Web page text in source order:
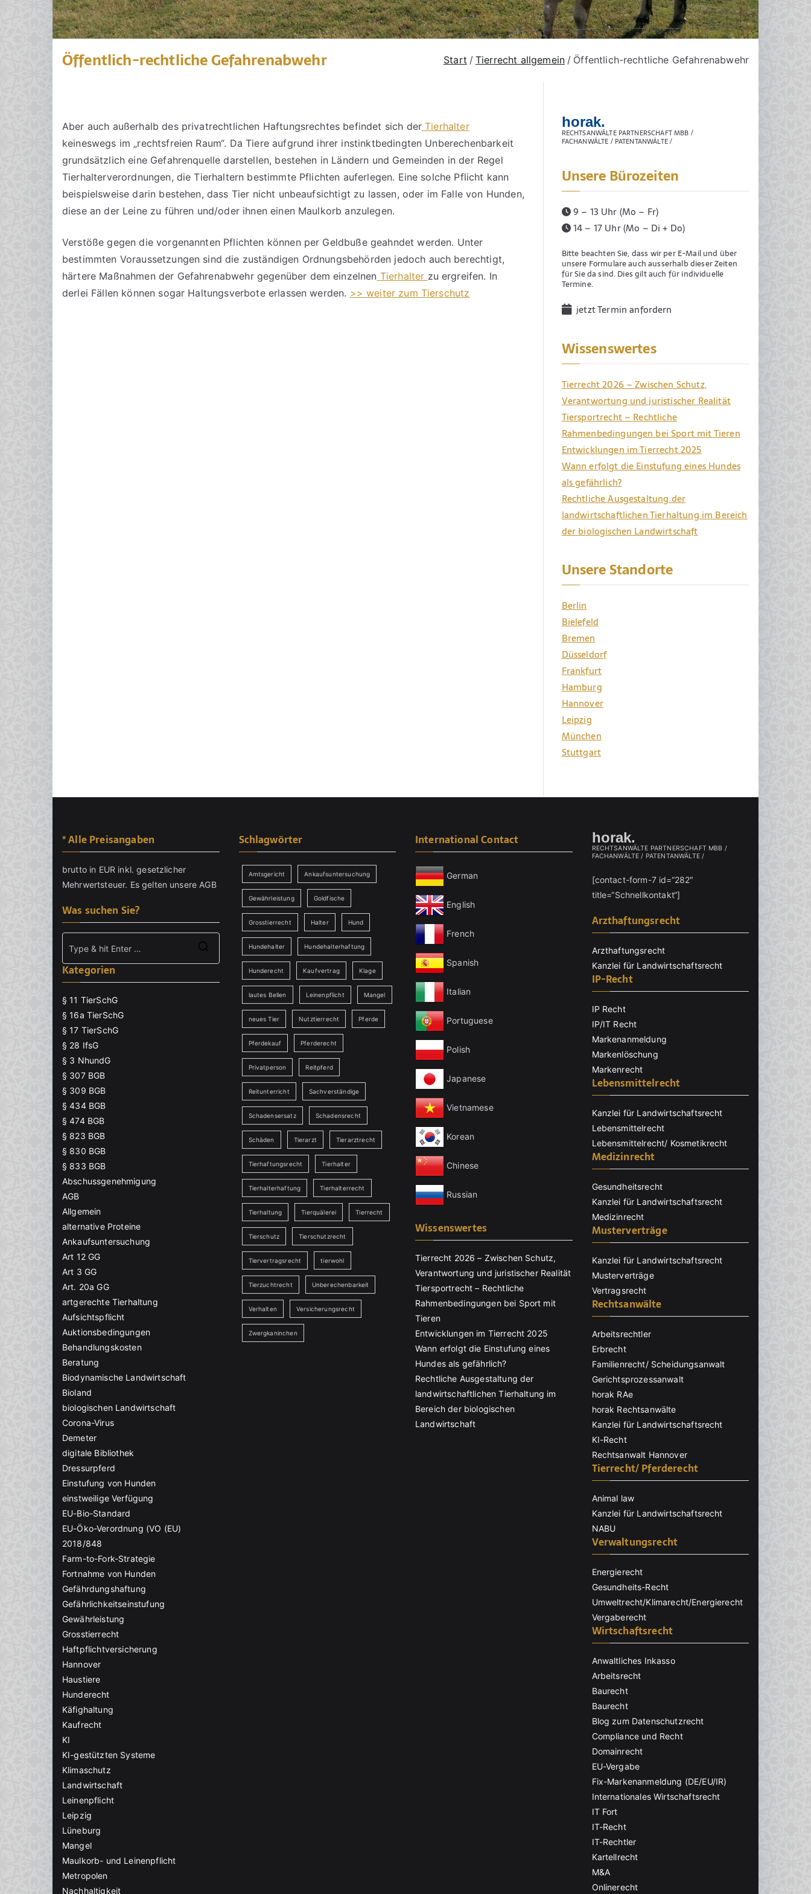
Öffentlich-rechtliche Gefahrenabwehr Start Tierrecht allgemein Öffentlich-rechtliche Gefahrenabwehr
Aber auch außerhalb des privatrechtlichen Haftungsrechtes befindet sich der Tierhalter
keineswegs im „rechtsfreien Raum“. Da Tiere aufgrund ihrer instinktbedingten Unberechenbarkeit
grundsätzlich eine Gefahrenquelle darstellen, bestehen in Ländern und Gemeinden in der Regel
Tierhalterverordnungen, die Tierhaltern bestimmte Pflichten auferlegen. Eine solche Pflicht kann
beispielsweise darin bestehen, dass Tier nicht unbeaufsichtigt zu lassen, oder im Falle von Hunden,
diese an der Leine zu führen und/oder ihnen einen Maulkorb anzulegen.
Verstöße gegen die vorgenannten Pflichten können per Geldbuße geahndet werden. Unter
bestimmten Voraussetzungen sind die zuständigen Ordnungsbehörden jedoch auch berechtigt,
härtere Maßnahmen der Gefahrenabwehr gegenüber dem einzelnen Tierhalter zu ergreifen. In
derlei Fällen können sogar Haltungsverbote erlassen werden. >> weiter zum Tierschutz
horak.
RECHTSANWÄLTE PARTNERSCHAFT MBB /
FACHANWÄLTE / PATENTANWÄLTE /
Unsere Bürozeiten
9 – 13 Uhr (Mo – Fr)
14 – 17 Uhr (Mo – Di + Do)
Bitte beachten Sie, dass wir per E-Mail und über
unsere Formulare auch ausserhalb dieser Zeiten
für Sie da sind. Dies gilt auch für individuelle
Termine.
jetzt Termin anfordern
Wissenswertes
Tierrecht 2026 – Zwischen Schutz,
Verantwortung und juristischer Realität
Tiersportrecht – Rechtliche
Rahmenbedingungen bei Sport mit Tieren
Entwicklungen im Tierrecht 2025
Wann erfolgt die Einstufung eines Hundes
als gefährlich?
Rechtliche Ausgestaltung der
landwirtschaftlichen Tierhaltung im Bereich
der biologischen Landwirtschaft
Unsere Standorte
Berlin
Bielefeld
Bremen
Düsseldorf
Frankfurt
Hamburg
Hannover
Leipzig
München
Stuttgart
* Alle Preisangaben
brutto in EUR inkl. gesetzlicher
Mehrwertsteuer. Es gelten unsere AGB
Was suchen Sie?
Search
Kategorien
§ 11 TierSchG
§ 16a TierSchG
§ 17 TierSchG
§ 28 IfsG
§ 3 NhundG
§ 307 BGB
§ 309 BGB
§ 434 BGB
§ 474 BGB
§ 823 BGB
§ 830 BGB
§ 833 BGB
Abschussgenehmigung
AGB
Allgemein
alternative Proteine
Ankaufsuntersuchung
Art 12 GG
Art 3 GG
Art. 20a GG
artgerechte Tierhaltung
Aufsichtspflicht
Auktionsbedingungen
Behandlungskosten
Beratung
Biodynamische Landwirtschaft
Bioland
biologischen Landwirtschaft
Corona-Virus
Demeter
digitale Bibliothek
Dressurpferd
Einstufung von Hunden
einstweilige Verfügung
EU-Bio-Standard
EU-Öko-Verordnung (VO (EU)
2018/848
Farm-to-Fork-Strategie
Fortnahme von Hunden
Gefährdungshaftung
Gefährlichkeitseinstufung
Gewährleistung
Grosstierrecht
Haftpflichtversicherung
Hannover
Haustiere
Hunderecht
Käfighaltung
Kaufrecht
KI
KI-gestützten Systeme
Klimaschutz
Landwirtschaft
Leinenpflicht
Leipzig
Lüneburg
Mangel
Maulkorb- und Leinenpflicht
Metropolen
Nachhaltigkeit
Schlagwörter
Amtsgericht Ankaufsuntersuchung
Gewährleistung Goldfische
Grosstierrecht Halter Hund
Hundehalter Hundehalterhaftung
Hunderecht Kaufvertrag Klage
lautes Bellen Leinenpflicht Mangel
neues Tier Nutztierrecht Pferde
Pferdekauf Pferderecht
Privatperson Reitpferd
Reitunterricht Sachverständige
Schadensersatz Schadensrecht
Schäden Tierarzt Tierarztrecht
Tierhaftungsrecht Tierhalter
Tierhalterhaftung Tierhalterrecht
Tierhaltung Tierquälerei Tierrecht
Tierschutz Tierschutzrecht
Tiervertragsrecht tierwohl
Tierzuchtrecht Unberechenbarkeit
Verhalten Versicherungsrecht
Zwergkaninchen
International Contact
German
English
French
Spanish
Italian
Portuguese
Polish
Japanese
Vietnamese
Korean
Chinese
Russian
Wissenswertes
Tierrecht 2026 – Zwischen Schutz,
Verantwortung und juristischer Realität
Tiersportrecht – Rechtliche
Rahmenbedingungen bei Sport mit
Tieren
Entwicklungen im Tierrecht 2025
Wann erfolgt die Einstufung eines
Hundes als gefährlich?
Rechtliche Ausgestaltung der
landwirtschaftlichen Tierhaltung im
Bereich der biologischen
Landwirtschaft
horak.
RECHTSANWÄLTE PARTNERSCHAFT MBB /
FACHANWÄLTE / PATENTANWÄLTE /
[contact-form-7 id=“282″
title=“Schnellkontakt“]
Arzthaftungsrecht
Arzthaftungsrecht
Kanzlei für Landwirtschaftsrecht
IP-Recht
IP Recht
IP/IT Recht
Markenanmeldung
Markenlöschung
Markenrecht
Lebensmittelrecht
Kanzlei für Landwirtschaftsrecht
Lebensmittelrecht
Lebensmittelrecht/ Kosmetikrecht
Medizinrecht
Gesundheitsrecht
Kanzlei für Landwirtschaftsrecht
Medizinrecht
Musterverträge
Kanzlei für Landwirtschaftsrecht
Musterverträge
Vertragsrecht
Rechtsanwälte
Arbeitsrechtler
Erbrecht
Familienrecht/ Scheidungsanwalt
Gerichtsprozessanwalt
horak RAe
horak Rechtsanwälte
Kanzlei für Landwirtschaftsrecht
KI-Recht
Rechtsanwalt Hannover
Tierrecht/ Pferderecht
Animal law
Kanzlei für Landwirtschaftsrecht
NABU
Verwaltungsrecht
Energierecht
Gesundheits-Recht
Umweltrecht/Klimarecht/Energierecht
Vergaberecht
Wirtschaftsrecht
Anwaltliches Inkasso
Arbeitsrecht
Baurecht
Baurecht
Blog zum Datenschutzrecht
Compliance und Recht
Domainrecht
EU-Vergabe
Fix-Markenanmeldung (DE/EU/IR)
Internationales Wirtschaftsrecht
IT Fort
IT-Recht
IT-Rechtler
Kartellrecht
M&A
Onlinerecht